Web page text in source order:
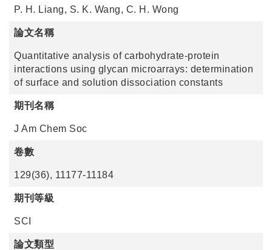
P. H. Liang, S. K. Wang, C. H. Wong
論文名稱
Quantitative analysis of carbohydrate-protein
interactions using glycan microarrays: determination
of surface and solution dissociation constants
期刊名稱
J Am Chem Soc
卷數
129(36), 11177-11184
期刊等級
SCI
論文類型